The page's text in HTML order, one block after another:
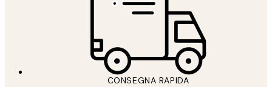
CONSEGNA RAPIDA